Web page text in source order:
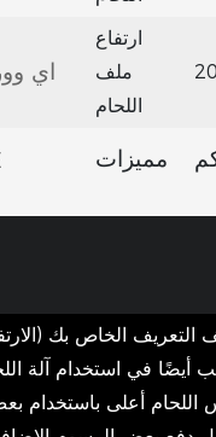
اي
ارتفاع
ملف
اللحام
مميزات
أيضًا في استخدام آلة
اللحام أعلى باستخدام